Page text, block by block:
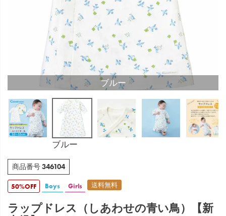
ブルー
ブルー
商品番号346104
50%OFF Boys Girls 送料無料
ラップドレス（しあわせの青い鳥）【新